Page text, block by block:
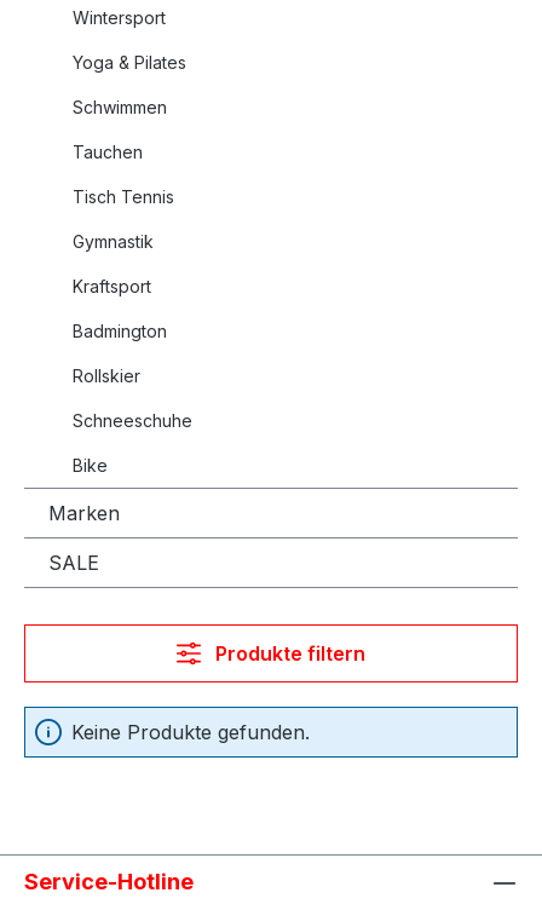
Wintersport
Yoga & Pilates
Schwimmen
Tauchen
Tisch Tennis
Gymnastik
Kraftsport
Badmington
Rollskier
Schneeschuhe
Bike
Marken
SALE
Produkte filtern
Keine Produkte gefunden.
Service-Hotline